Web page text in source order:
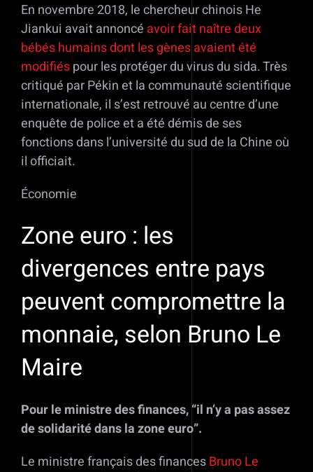
En novembre 2018, le chercheur chinois He
Jiankui avait annoncé avoir fait naître deux
bébés humains dont les gènes avaient été
modifiéspour les protéger du virus du sida. Très
critiqué par Pékin et la communauté scientifique
internationale, il s’est retrouvé au centre d’une
enquête de police et a été démis de ses
fonctions dans l’université du sud de la Chine où
il officiait.
Économie
Zone euro : les
divergences entre pays
peuvent compromettre la
monnaie, selon Bruno Le
Maire
Pour le ministre des finances, “il n’y a pas assez
de solidarité dans la zone euro”.
Le ministre français des financesBruno Le